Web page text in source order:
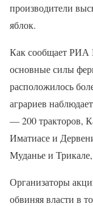
производители
яблок.
Как сообщает РИА
основные силы
расположилось
аграриев
— 200 тракторов,
Иматиасе и
Муданье и
Организаторы
обвиняя власти в